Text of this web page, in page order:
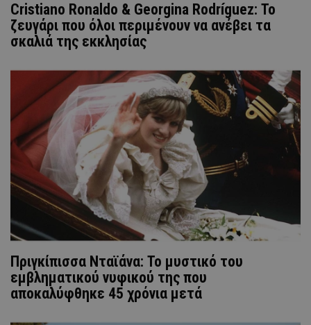
Cristiano Ronaldo & Georgina Rodríguez: Το
ζευγάρι που όλοι περιμένουν να ανέβει τα
σκαλιά της εκκλησίας
Πριγκίπισσα Νταϊάνα: Το μυστικό του
εμβληματικού νυφικού της που
αποκαλύφθηκε 45 χρόνια μετά